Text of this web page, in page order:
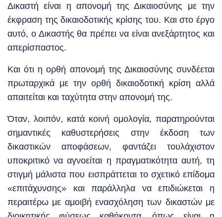
Δικαστή είναι η απονομή της Δικαιοσύνης με την
έκφραση της δικαιοδοτικής κρίσης του. Και στο έργο
αυτό, ο Δικαστής θα πρέπει να είναι ανεξάρτητος και
απερίσπαστος.
Και ότι η ορθή απονομή της Δικαιοσύνης συνδέεται
πρωταρχικά με την ορθή δικαιοδοτική κρίση αλλά
απαιτείται και ταχύτητα στην απονομή της.
Όταν, λοιπόν, κατά κοινή ομολογία, παρατηρούνται
σημαντικές καθυστερήσεις στην έκδοση των
δικαστικών αποφάσεων, φαντάζει τουλάχιστον
υποκριτικό να αγνοείται η πραγματικότητα αυτή, τη
στιγμή μάλιστα που εισπράττεται το σχετικό επίδομα
«επιτάχυνσης» και παράλληλα να επιδιώκεται η
περαιτέρω με αμοιβή ενασχόληση των δικαστών με